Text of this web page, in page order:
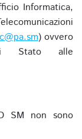
Informatica,
) ovvero
Stato alle
SM non sono